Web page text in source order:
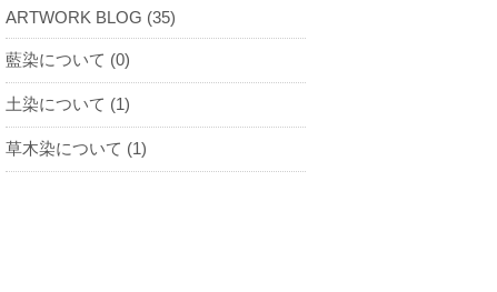
ARTWORK BLOG (35)
藍染について (0)
土染について (1)
草木染について (1)